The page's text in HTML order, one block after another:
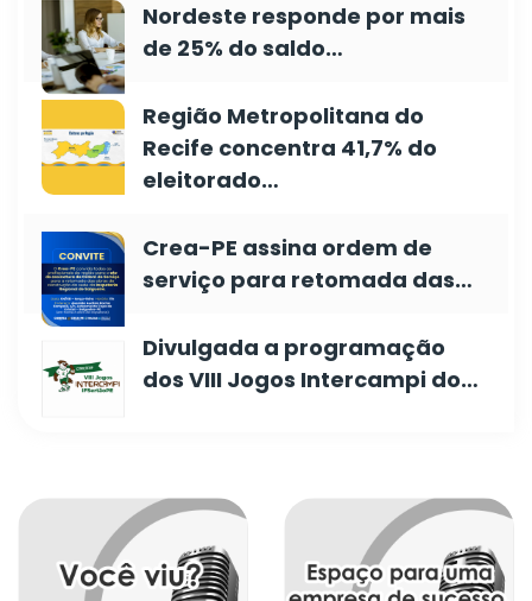
Nordeste responde por mais
de 25% do saldo…
Região Metropolitana do
Recife concentra 41,7% do
eleitorado…
Crea-PE assina ordem de
serviço para retomada das…
Divulgada a programação
dos VIII Jogos Intercampi do…